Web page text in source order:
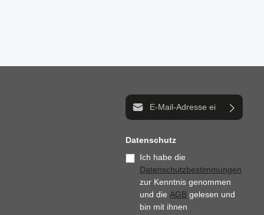
E-Mail-Adresse*
Datenschutz
Ich habe die
Datenschutzbestimmungen
zur Kenntnis genommen
und dieAGB gelesen und
bin mit ihnen